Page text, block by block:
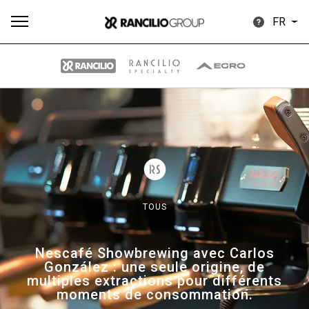
FR
TOUS
Nescafé Showbrewing avec Carlos
González : une seule origine, de
multiples extractions pour différents
moments de consommation.
Toutes Produits Télécharger
Plus
de
Our brands
Group